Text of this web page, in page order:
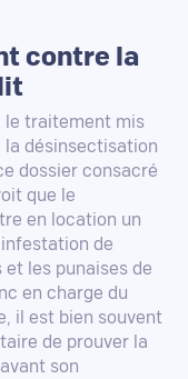
contre la
le traitement mis
désinsectisation
dossier consacré
que le
en location un
de
les punaises de
en charge du
il est bien souvent
de prouver la
son